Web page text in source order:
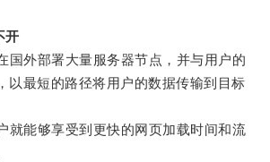
开
外部署大量服务器节点，并与用户的
以最短的路径将用户的数据传输到目标
能够享受到更快的网页加载时间和流